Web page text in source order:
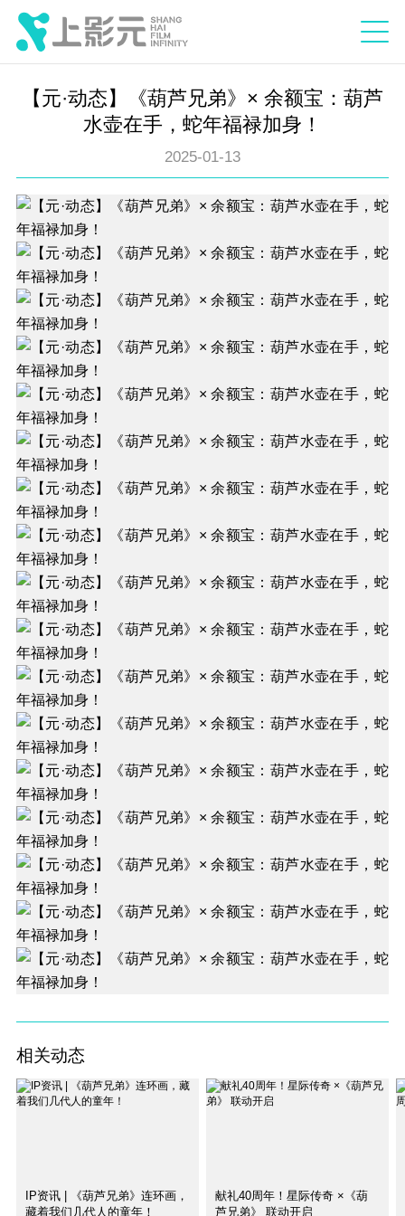
【元·动态】《葫芦兄弟》× 余额宝：葫芦
水壶在手，蛇年福禄加身！
2025-01-13
相关动态
IP资讯 | 《葫芦兄弟》连环画，
藏着我们几代人的童年！
献礼40周年！星际传奇 ×《葫
芦兄弟》 联动开启